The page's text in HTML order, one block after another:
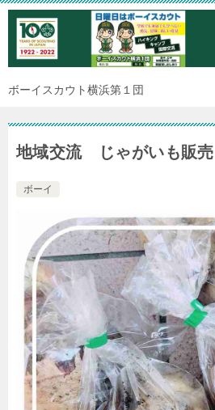
ボーイスカウト横浜第１団
地域交流 じゃがいも販売
ボーイ